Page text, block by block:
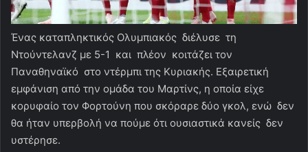
Ένας καταπληκτικός Ολυμπιακός διέλυσε τη
Ντούντελανζ με 5-1 και πλέον κοιτάζει τον
Παναθηναϊκό στο ντέρμπι της Κυριακής. Εξαιρετική
εμφάνιση από την ομάδα του Μαρτίνς, η οποία είχε
κορυφαίο τον Φορτούνη που σκόραρε δύο γκολ, ενώ δεν
θα ήταν υπερβολή να πούμε ότι ουσιαστικά κανείς δεν
υστέρησε.